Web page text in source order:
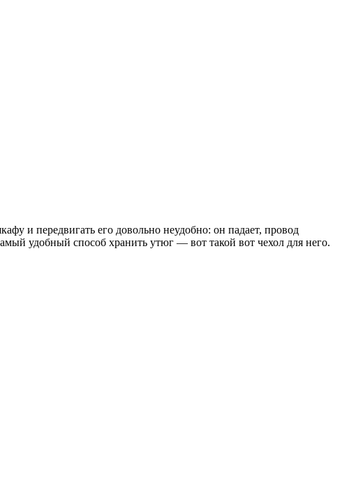
и передвигать его довольно неудобно: он падает, провод
удобный способ хранить утюг — вот такой вот чехол для него.